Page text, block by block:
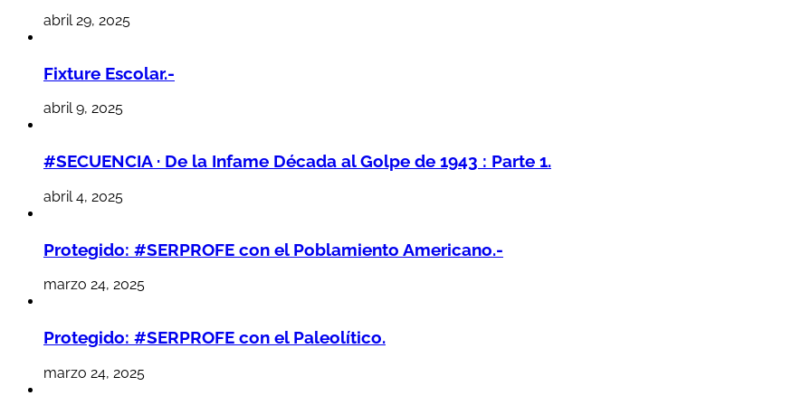
abril 29, 2025
Fixture Escolar.-
abril 9, 2025
#SECUENCIA · De la Infame Década al Golpe de 1943 : Parte 1.
abril 4, 2025
Protegido: #SERPROFE con el Poblamiento Americano.-
marzo 24, 2025
Protegido: #SERPROFE con el Paleolítico.
marzo 24, 2025